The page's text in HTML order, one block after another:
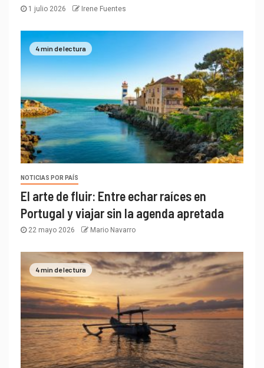
1 julio 2026 Irene Fuentes
4 min de lectura
NOTICIAS POR PAÍS
El arte de fluir: Entre echar raíces en
Portugal y viajar sin la agenda apretada
22 mayo 2026 Mario Navarro
4 min de lectura